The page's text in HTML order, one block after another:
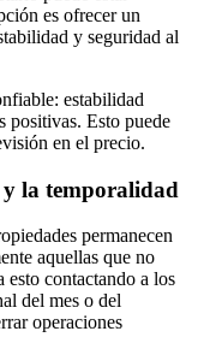
es ofrecer un
y seguridad al
estabilidad
positivas. Esto puede
en el precio.
la temporalidad
permanecen
aquellas que no
contactando a los
del mes o del
operaciones